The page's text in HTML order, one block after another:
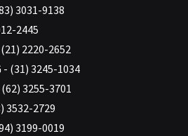
3031-9138
2445
2220-2652
(31) 3245-1034
3255-3701
3532-2729
3199-0019